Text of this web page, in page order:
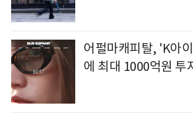
어펄마캐피탈, 'K아
에 최대 1000억원 투